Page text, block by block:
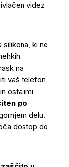
videz
ki ne
na
vaš telefon
ostalimi
po
delu.
dostop do